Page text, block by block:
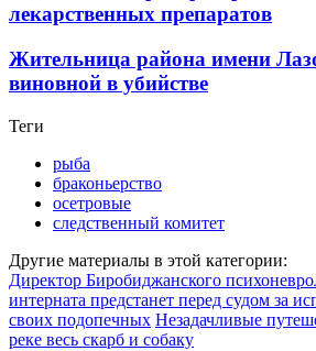
лекарственных препаратов
Жительница района имени
виновной в убийстве
Теги
рыба
браконьерство
осетровые
следственный комитет
Другие материалы в этой категории:
Директор Биробиджанского
интерната предстанет перед судом за
своих подопечных Незадачливые
реке весь скарб и собаку